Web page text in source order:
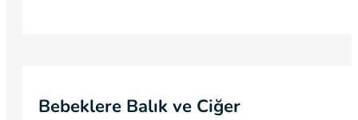
Bebeklere Balık ve Ciğer